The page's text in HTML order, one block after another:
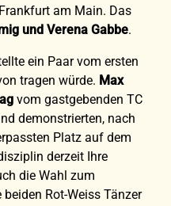
am Main. Das
und Verena Gabbe.
ein Paar vom ersten
tragen würde. Max
vom gastgebenden TC
demonstrierten, nach
Platz auf dem
derzeit Ihre
die Wahl zum
Rot-Weiss Tänzer